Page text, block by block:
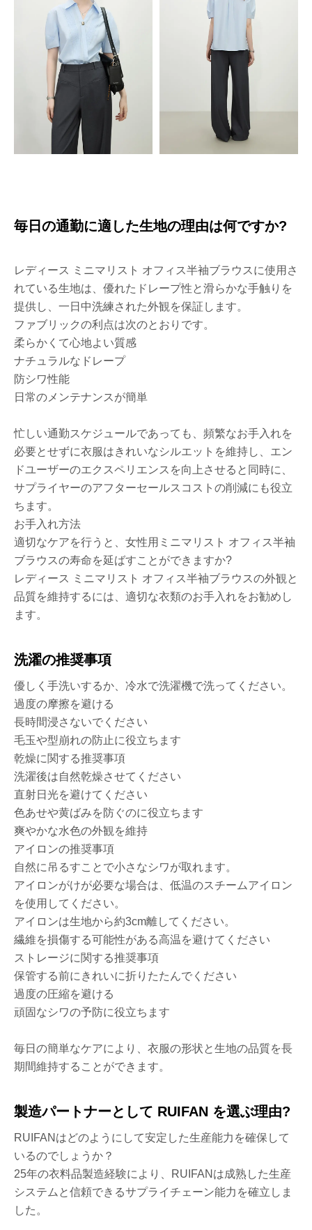
毎日の通勤に適した生地の理由は何ですか?
レディース ミニマリスト オフィス半袖ブラウスに使用さ
れている生地は、優れたドレープ性と滑らかな手触りを
提供し、一日中洗練された外観を保証します。
ファブリックの利点は次のとおりです。
柔らかくて心地よい質感
ナチュラルなドレープ
防シワ性能
日常のメンテナンスが簡単
忙しい通勤スケジュールであっても、頻繁なお手入れを
必要とせずに衣服はきれいなシルエットを維持し、エン
ドユーザーのエクスペリエンスを向上させると同時に、
サプライヤーのアフターセールスコストの削減にも役立
ちます。
お手入れ方法
適切なケアを行うと、女性用ミニマリスト オフィス半袖
ブラウスの寿命を延ばすことができますか?
レディース ミニマリスト オフィス半袖ブラウスの外観と
品質を維持するには、適切な衣類のお手入れをお勧めし
ます。
洗濯の推奨事項
優しく手洗いするか、冷水で洗濯機で洗ってください。
過度の摩擦を避ける
長時間浸さないでください
毛玉や型崩れの防止に役立ちます
乾燥に関する推奨事項
洗濯後は自然乾燥させてください
直射日光を避けてください
色あせや黄ばみを防ぐのに役立ちます
爽やかな水色の外観を維持
アイロンの推奨事項
自然に吊るすことで小さなシワが取れます。
アイロンがけが必要な場合は、低温のスチームアイロン
を使用してください。
アイロンは生地から約3cm離してください。
繊維を損傷する可能性がある高温を避けてください
ストレージに関する推奨事項
保管する前にきれいに折りたたんでください
過度の圧縮を避ける
頑固なシワの予防に役立ちます
毎日の簡単なケアにより、衣服の形状と生地の品質を長
期間維持することができます。
製造パートナーとして RUIFAN を選ぶ理由?
RUIFANはどのようにして安定した生産能力を確保して
いるのでしょうか？
25年の衣料品製造経験により、RUIFANは成熟した生産
システムと信頼できるサプライチェーン能力を確立しま
した。